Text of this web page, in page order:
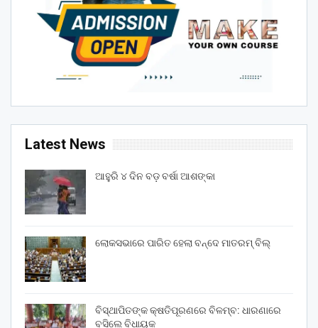
Latest News
ଆହୁରି ୪ ଦିନ ବଡ଼ ବର୍ଷା ଆଶଙ୍କା
ଲୋକସଭାରେ ପାରିତ ହେଲା ବନ୍ଦେ ମାତରମ୍‌ ବିଲ୍‌
ବିସ୍ଥାପିତଙ୍କ କ୍ଷତିପୂରଣରେ ବିଳମ୍ବ: ଧାରଣାରେ
ବସିଲେ ବିଧାୟକ